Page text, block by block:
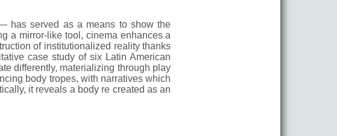
has served as a means to show the
a mirror-like tool, cinema enhances a
of institutionalized reality thanks
case study of six Latin American
differently, materializing through play
body tropes, with narratives which
it reveals a body re created as an